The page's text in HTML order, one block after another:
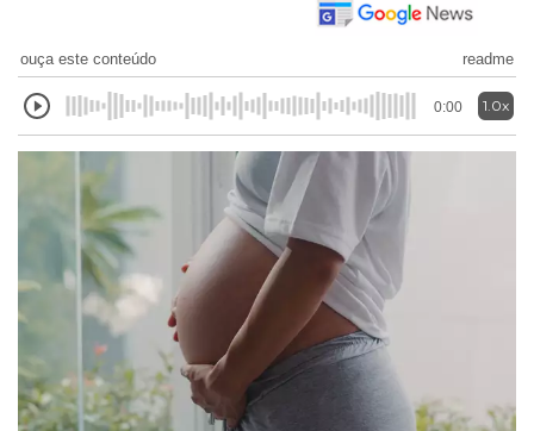
ouça este conteúdo readme
0:00 1.0x